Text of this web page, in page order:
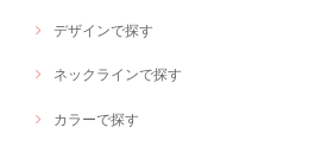
デザインで探す
ネックラインで探す
カラーで探す